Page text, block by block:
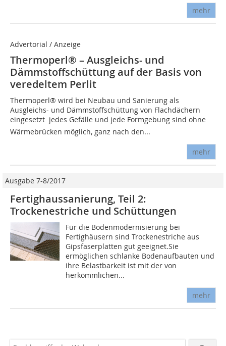
mehr
Advertorial / Anzeige
Thermoperl® – Ausgleichs- und
Dämmstoffschüttung auf der Basis von
veredeltem Perlit
Thermoperl® wird bei Neubau und Sanierung als
Ausgleichs- und Dämmstoffschüttung von Flachdächern
eingesetzt  jedes Gefälle und jede Formgebung sind ohne
Wärmebrücken möglich, ganz nach den...
mehr
Ausgabe 7-8/2017
Fertighaussanierung, Teil 2:
Trockenestriche und Schüttungen
Für die Bodenmodernisierung bei
Fertighäusern sind Trockenestriche aus
Gipsfaserplatten gut geeignet.Sie
ermöglichen schlanke Bodenaufbauten und
ihre Belastbarkeit ist mit der von
herkömmlichen...
mehr